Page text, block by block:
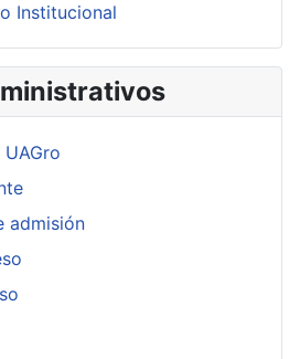
Institucional
admisión